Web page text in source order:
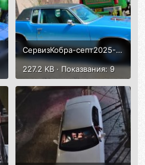
СервизКобра-септ2025-6.jpg
227.2 KB · Показвания: 9